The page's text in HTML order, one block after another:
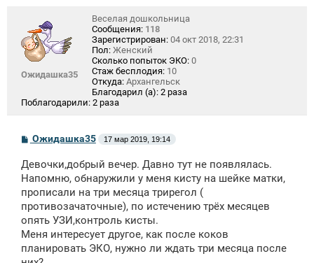
Ожидашка35
Веселая дошкольница
Сообщения: 118
Зарегистрирован: 04 окт 2018, 22:31
Пол: Женский
Сколько попыток ЭКО: 0
Стаж бесплодия: 10
Откуда: Архангельск
Благодарил (а): 2 раза
Поблагодарили: 2 раза
С
о
б
щ
н
и
е
Ожидашка35 17 мар 2019, 19:14
Девочки,добрый вечер. Давно тут не появлялась.
Напомню, обнаружили у меня кисту на шейке матки,
прописали на три месяца трирегол (
противозачаточные), по истечению трёх месяцев
опять УЗИ,контроль кисты.
Меня интересует другое, как после коков
планировать ЭКО, нужно ли ждать три месяца после